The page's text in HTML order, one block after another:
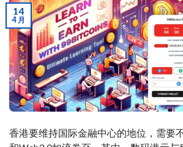
14
4 月
香港要维持国际金融中心的地位，需要